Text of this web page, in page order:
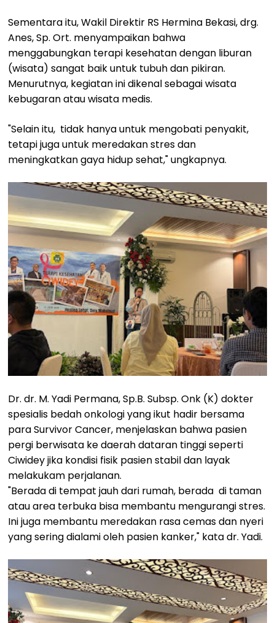
Sementara itu, Wakil Direktir RS Hermina Bekasi, drg.
Anes, Sp. Ort. menyampaikan bahwa
menggabungkan terapi kesehatan dengan liburan
(wisata) sangat baik untuk tubuh dan pikiran.
Menurutnya, kegiatan ini dikenal sebagai wisata
kebugaran atau wisata medis.
"Selain itu, tidak hanya untuk mengobati penyakit,
tetapi juga untuk meredakan stres dan
meningkatkan gaya hidup sehat," ungkapnya.
Dr. dr. M. Yadi Permana, Sp.B. Subsp. Onk (K) dokter
spesialis bedah onkologi yang ikut hadir bersama
para Survivor Cancer, menjelaskan bahwa pasien
pergi berwisata ke daerah dataran tinggi seperti
Ciwidey jika kondisi fisik pasien stabil dan layak
melakukam perjalanan.
"Berada di tempat jauh dari rumah, berada di taman
atau area terbuka bisa membantu mengurangi stres.
Ini juga membantu meredakan rasa cemas dan nyeri
yang sering dialami oleh pasien kanker," kata dr. Yadi.